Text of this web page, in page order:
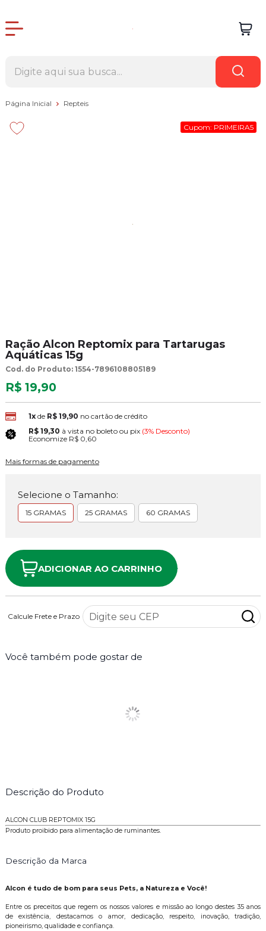
Página Inicial Repteis
Cupom: PRIMEIRA5
Ração Alcon Reptomix para Tartarugas
Aquáticas 15g
Cod. do Produto: 1554-7896108805189
R$ 19,90
1xde R$ 19,90 no cartão de crédito
R$ 19,30 à vista no boleto ou pix (3% Desconto)
Economize R$ 0,60
Mais formas de pagamento
Selecione o Tamanho:
15 GRAMAS 25 GRAMAS 60 GRAMAS
ADICIONAR AO CARRINHO
Calcule Frete e Prazo
Você também pode gostar de
Descrição do Produto
ALCON CLUB REPTOMIX 15G
Produto proibido para alimentação de ruminantes.
Descrição da Marca
Alcon é tudo de bom para seus Pets, a Natureza e Você!
Entre os preceitos que regem os nossos valores e missão ao longo destes 35 anos
de existência, destacamos o amor, dedicação, respeito, inovação, tradição,
pioneirismo, qualidade e confiança.